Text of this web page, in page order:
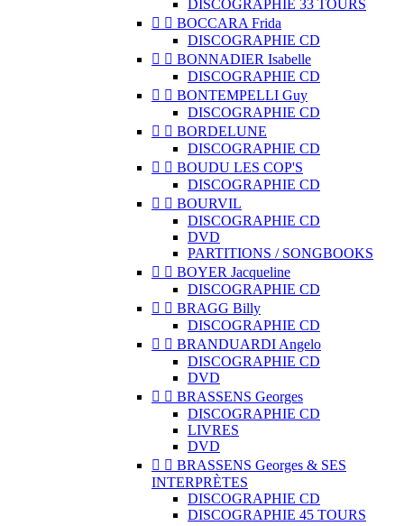
DISCOGRAPHIE 33 TOURS
  BOCCARA Frida
DISCOGRAPHIE CD
  BONNADIER Isabelle
DISCOGRAPHIE CD
  BONTEMPELLI Guy
DISCOGRAPHIE CD
  BORDELUNE
DISCOGRAPHIE CD
  BOUDU LES COP'S
DISCOGRAPHIE CD
  BOURVIL
DISCOGRAPHIE CD
DVD
PARTITIONS / SONGBOOKS
  BOYER Jacqueline
DISCOGRAPHIE CD
  BRAGG Billy
DISCOGRAPHIE CD
  BRANDUARDI Angelo
DISCOGRAPHIE CD
DVD
  BRASSENS Georges
DISCOGRAPHIE CD
LIVRES
DVD
  BRASSENS Georges & SES
INTERPRÈTES
DISCOGRAPHIE CD
DISCOGRAPHIE 45 TOURS